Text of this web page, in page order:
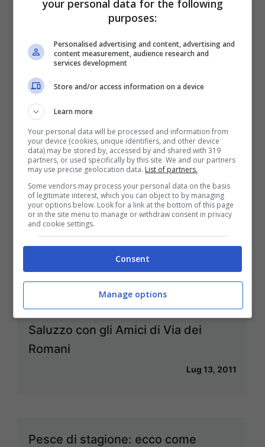
Ott 23, 2011
alla scoperta del formaggio
Pane Nostrum a Senigallia:
quest’anno pane di farro e prodotti
per celiaci
Sagra degli Antipasti: il 15 luglio a
Saluzzo con gli Amici di Via dei
Romani
Lug 13, 2011
Pesce di stagione: ecco come
your personal data for the following
purposes:
Personalised advertising and content, advertising and
content measurement, audience research and
services development
Store and/or access information on a device
Learn more
Your personal data will be processed and information from
your device (cookies, unique identifiers, and other device
data) may be stored by, accessed by and shared with 319
partners, or used specifically by this site. We and our partners
may use precise geolocation data. List of partners.
Some vendors may process your personal data on the basis
of legitimate interest, which you can object to by managing
your options below. Look for a link at the bottom of this page
or in the site menu to manage or withdraw consent in privacy
and cookie settings.
Consent
Manage options